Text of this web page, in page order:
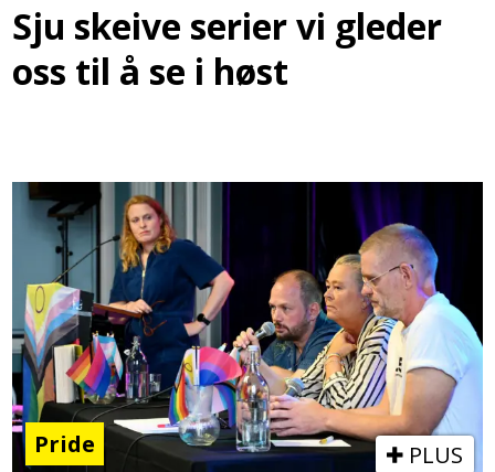
Sju skeive serier vi gleder
oss til å se i høst
Pride PLUS